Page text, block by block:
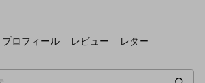
プロフィール レビュー レター